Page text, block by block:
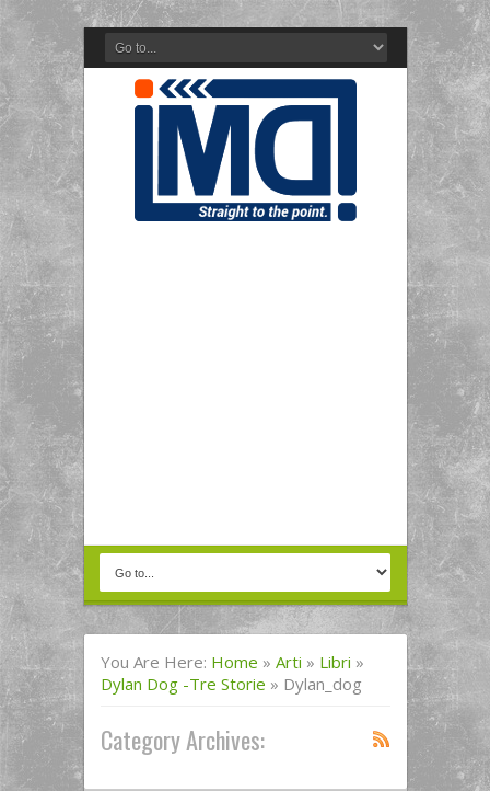
You Are Here: Home » Arti » Libri »
Dylan Dog -Tre Storie » Dylan_dog
Category Archives: